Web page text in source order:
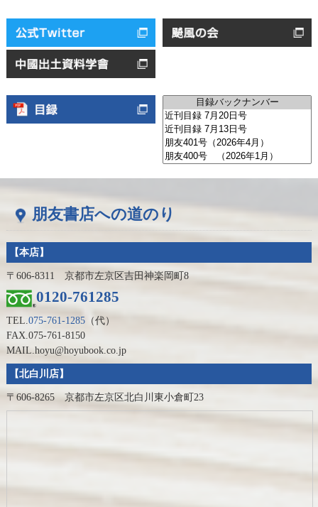
朋友書店への道のり
【本店】
〒606-8311 京都市左京区吉田神楽岡町8
0120-761285
TEL.075-761-1285（代）
FAX.075-761-8150
MAIL.hoyu@hoyubook.co.jp
【北白川店】
〒606-8265 京都市左京区北白川東小倉町23